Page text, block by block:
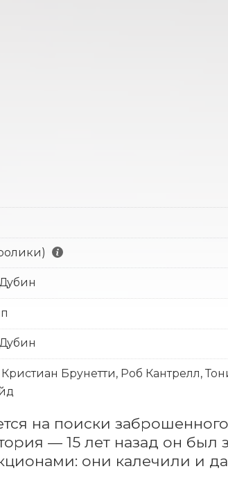
Брунетти, Роб Кантрелл,
на поиски
— 15 лет назад он был
они калечили и